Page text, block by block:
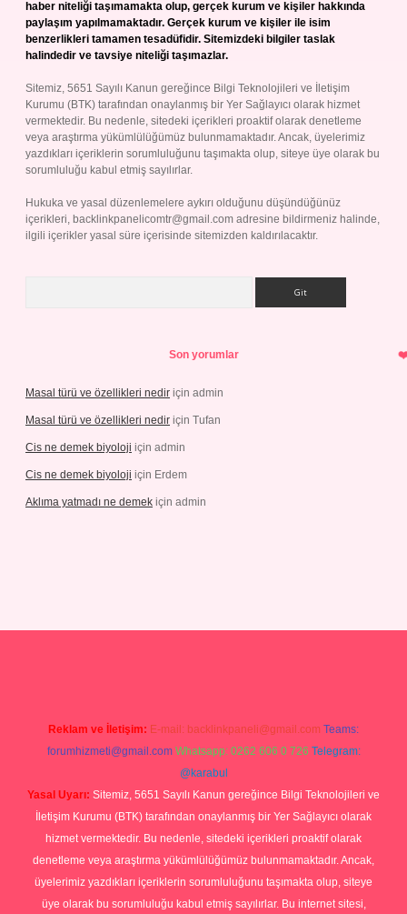
haber niteliği taşımamakta olup, gerçek kurum ve kişiler hakkında
paylaşım yapılmamaktadır. Gerçek kurum ve kişiler ile isim
benzerlikleri tamamen tesadüfidir. Sitemizdeki bilgiler taslak
halindedir ve tavsiye niteliği taşımazlar.
Sitemiz, 5651 Sayılı Kanun gereğince Bilgi Teknolojileri ve İletişim
Kurumu (BTK) tarafından onaylanmış bir Yer Sağlayıcı olarak hizmet
vermektedir. Bu nedenle, sitedeki içerikleri proaktif olarak denetleme
veya araştırma yükümlülüğümüz bulunmamaktadır. Ancak, üyelerimiz
yazdıkları içeriklerin sorumluluğunu taşımakta olup, siteye üye olarak bu
sorumluluğu kabul etmiş sayılırlar.
Hukuka ve yasal düzenlemelere aykırı olduğunu düşündüğünüz
içerikleri, backlinkpanelicomtr@gmail.com adresine bildirmeniz halinde,
ilgili içerikler yasal süre içerisinde sitemizden kaldırılacaktır.
Son yorumlar
Masal türü ve özellikleri nedir için admin
Masal türü ve özellikleri nedir için Tufan
Cis ne demek biyoloji için admin
Cis ne demek biyoloji için Erdem
Aklıma yatmadı ne demek için admin
Reklam ve İletişim: E-mail: backlinkpaneli@gmail.com Teams:
forumhizmeti@gmail.com Whatsapp: 0262 606 0 726 Telegram:
@karabul
Yasal Uyarı: Sitemiz, 5651 Sayılı Kanun gereğince Bilgi Teknolojileri ve
İletişim Kurumu (BTK) tarafından onaylanmış bir Yer Sağlayıcı olarak
hizmet vermektedir. Bu nedenle, sitedeki içerikleri proaktif olarak
denetleme veya araştırma yükümlülüğümüz bulunmamaktadır. Ancak,
üyelerimiz yazdıkları içeriklerin sorumluluğunu taşımakta olup, siteye
üye olarak bu sorumluluğu kabul etmiş sayılırlar. Bu internet sitesi,